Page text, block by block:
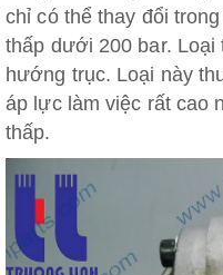
chỉ có thể thay đổi
thấp dưới 200 bar.
hướng trục. Loại này
áp lực làm việc rất cao
thấp.